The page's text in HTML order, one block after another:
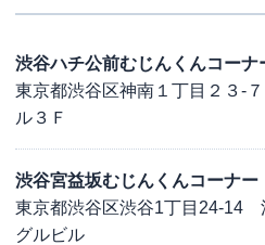
渋谷ハチ公前むじんくんコーナ
東京都渋谷区神南１丁目２３-
ル３Ｆ
渋谷宮益坂むじんくんコーナー
東京都渋谷区渋谷1丁目24-14
グルビル